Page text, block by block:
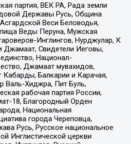
партия, ВЕК РА, Рада земли
Державы Русь, Община
Веси Беловодья,
Веды Перуна, Мужская
Инглингов, Нурджулар, К
Джамаат, Свидетели Иеговы,
Национал-
Джамаат мувахидов,
Балкарии и Карачая,
Валь-Хиджра, Пит Буль,
рабочая партия России,
18, Благородный Орден
Национальная
города Череповца,
Русь, Русское национальное
Инглистической церкви